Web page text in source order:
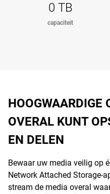
0 TB
capaciteit
HOOGWAARDIGE
OVERAL KUNT
EN DELEN
Bewaar uw media veilig op
Network Attached Storage-
stream de media overal